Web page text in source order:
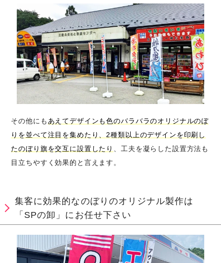
その他にも あえてデザインも色のバラバラのオリジナルのぼ
りを並べて注目を集めたり、2種類以上のデザインを印刷し
たのぼり旗を交互に設置したり
、工夫を凝らした設置方法も
目立ちやすく効果的と言えます。
集客に効果的なのぼりのオリジナル製作は
「SPの卸」にお任せ下さい